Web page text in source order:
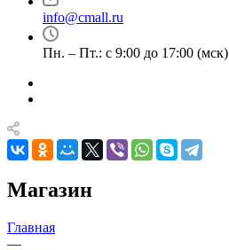
info@cmall.ru
Пн. – Пт.: с 9:00 до 17:00 (мск)
Магазин
Главная
—